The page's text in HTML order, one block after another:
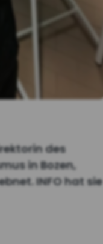
des
in Bozen,
INFO hat sie